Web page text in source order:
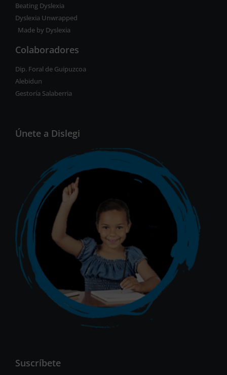
Beating Dyslexia
Dyslexia Unwrapped
Made by Dyslexia
Colaboradores
Dip. Foral de Guipuzcoa
Alebidun
Gestoría Salaberria
Únete a Dislegi
Suscríbete